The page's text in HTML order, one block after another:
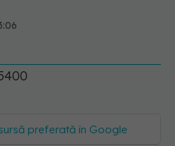
preferată în Google